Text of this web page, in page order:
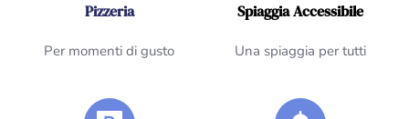
Pizzeria
Per momenti di gusto
Spiaggia Accessibile
Una spiaggia per tutti